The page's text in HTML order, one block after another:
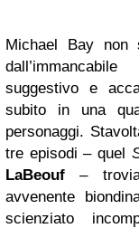
Michael Bay
suggestivo e
subito in una
personaggi.
tre episodi – quel
LaBeouf –
avvenente
scienziato